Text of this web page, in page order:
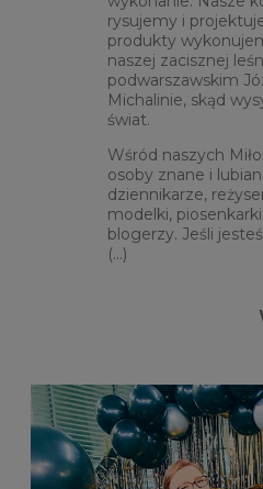
rysujemy i
produkty
naszej zacisznej
podwarszawskim
Michalinie, skąd
świat.
Wśród naszych
osoby znane i
dziennikarze,
modelki,
blogerzy. Jeśli
(...)